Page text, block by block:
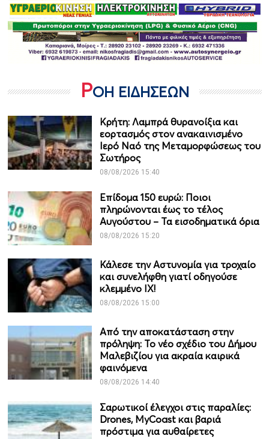
ΡΟΗ ΕΙΔΗΣΕΩΝ
Κρήτη: Λαμπρά θυρανοίξια και
εορτασμός στον ανακαινισμένο
Ιερό Ναό της Μεταμορφώσεως του
Σωτήρος
08/08/2026 15:40
Επίδομα 150 ευρώ: Ποιοι
πληρώνονται έως το τέλος
Αυγούστου – Τα εισοδηματικά όρια
08/08/2026 15:20
Κάλεσε την Αστυνομία για τροχαίο
και συνελήφθη γιατί οδηγούσε
κλεμμένο ΙΧ!
08/08/2026 15:00
Από την αποκατάσταση στην
πρόληψη: Το νέο σχέδιο του Δήμου
Μαλεβιζίου για ακραία καιρικά
φαινόμενα
08/08/2026 14:40
Σαρωτικοί έλεγχοι στις παραλίες:
Drones, MyCoast και βαριά
πρόστιμα για αυθαίρετες